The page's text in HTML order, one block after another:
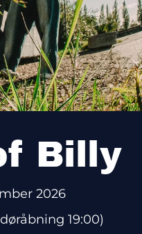
Billy
2026
19:00)